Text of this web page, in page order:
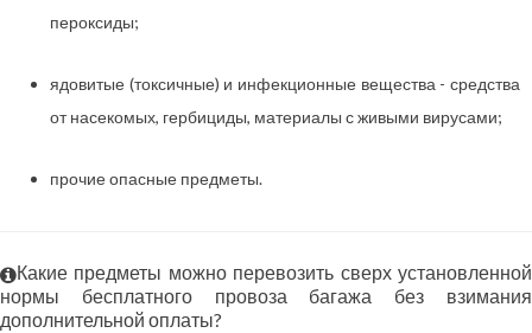
пероксиды;
ядовитые (токсичные) и инфекционные вещества - средства
от насекомых, гербициды, материалы с живыми вирусами;
прочие опасные предметы.
Какие предметы можно перевозить сверх установленной
нормы бесплатного провоза багажа без взимания
дополнительной оплаты?